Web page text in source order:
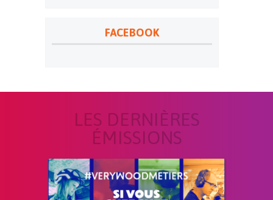
FACEBOOK
LES DERNIÈRES
ÉMISSIONS